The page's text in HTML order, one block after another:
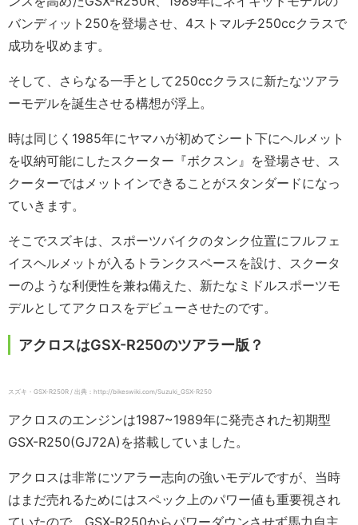
バンディット250を登場させ、4ストマルチ250ccクラスで
成功を収めます。
そして、さらなる一手として250ccクラスに新たなツアラ
ーモデルを誕生させる構想が浮上。
時は同じく1985年にヤマハが初めてシート下にヘルメット
を収納可能にしたスクーター『ボクスン』を登場させ、ス
クーターではメットインできることがスタンダードになっ
ていきます。
そこでスズキは、スポーツバイクのタンク位置にフルフェ
イスヘルメットが入るトランクスペースを設け、スクータ
ーのような利便性を兼ね備えた、新たなミドルスポーツモ
デルとしてアクロスをデビューさせたのです。
アクロスはGSX-R250のツアラー版？
スズキ・GSX-R250R / 出典：http://bikeswiki.com/Suzuki_GSX-R250
アクロスのエンジンは1987~1989年に発売された初期型
GSX-R250(GJ72A)を搭載していました。
アクロスは非常にツアラー志向の強いモデルですが、当時
はまだ売れるためにはスペック上のパワー値も重要視され